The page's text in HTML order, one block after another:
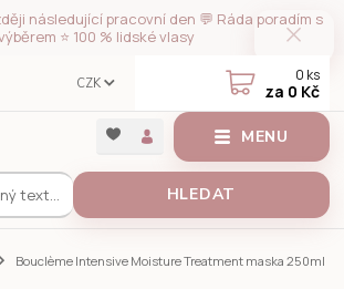
následující pracovní den 💬 Ráda poradím s
⭐ 100 % lidské vlasy
MENU
CZK
HLEDAT
0 ks
za 0 Kč
Bouclème Intensive Moisture Treatment maska 250ml